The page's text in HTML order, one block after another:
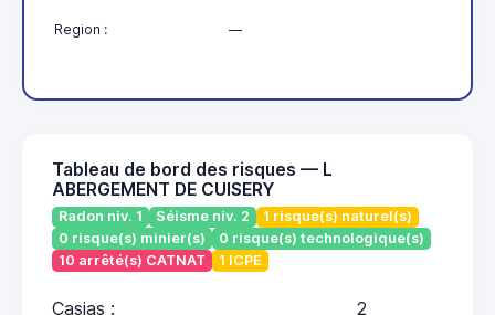
Region : —
Tableau de bord des risques — L
ABERGEMENT DE CUISERY
Radon niv. 1 Séisme niv. 2
1 risque(s) naturel(s)
0 risque(s) minier(s)
0 risque(s) technologique(s)
10 arrêté(s) CATNAT
1 ICPE
Casias : 2